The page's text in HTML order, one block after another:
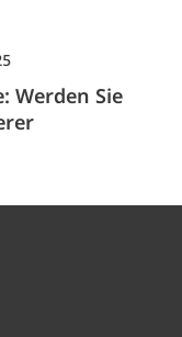
Werden Sie